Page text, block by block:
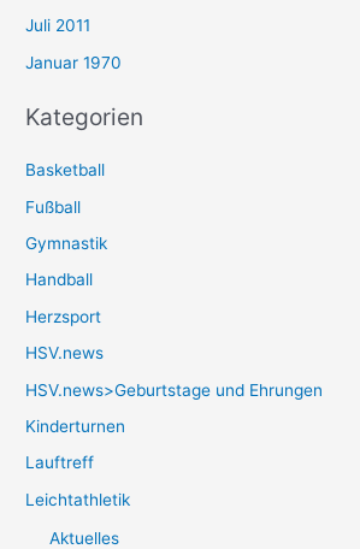
Juli 2011
Januar 1970
Kategorien
Basketball
Fußball
Gymnastik
Handball
Herzsport
HSV.news
HSV.news>Geburtstage und Ehrungen
Kinderturnen
Lauftreff
Leichtathletik
Aktuelles